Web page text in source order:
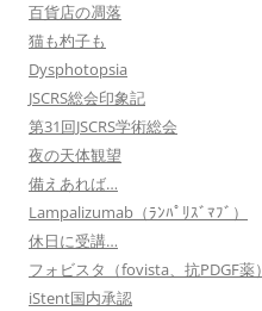
百貨店の凋落
猫も杓子も
Dysphotopsia
JSCRS総会印象記
第31回JSCRS学術総会
夜の天体観望
備えあれば…
Lampalizumab（ﾗﾝﾊﾟﾘｽﾞﾏﾌﾞ）
休日に受講…
フォビスタ（fovista、抗PDGF薬）
iStent国内承認